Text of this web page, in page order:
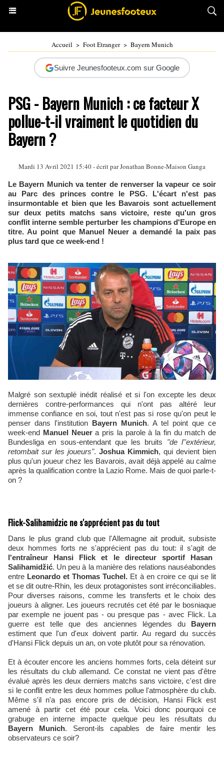
Accueil > Foot Etranger > Bayern Munich
Suivre Jeunesfooteux.com sur Google
PSG - Bayern Munich : ce facteur X
pollue-t-il vraiment le quotidien du
Bayern ?
Mardi 13 Avril 2021 15:40 - écrit parJonathan Bonne-Maison Ganga
Le Bayern Munich va tenter de renverser la vapeur ce soir
au Parc des princes contre le PSG. L'écart n'est pas
insurmontable et bien que les Bavarois sont actuellement
sur deux petits matchs sans victoire, reste qu'un gros
conflit interne semble perturber les champions d'Europe en
titre. Au point que Manuel Neuer a demandé la paix pas
plus tard que ce week-end !
Malgré son sextuplé inédit réalisé et si l'on excepte les deux
dernières contre-performances qui n'ont pas altéré leur
immense confiance en soi, tout n'est pas si rose qu'on peut le
penser dans l'institution Bayern Munich. A tel point que ce
week-end Manuel Neuera pris la parole à la fin du match de
Bundesliga en sous-entendant que les bruits "de l''extérieur,
retombait sur les joueurs". Joshua Kimmich, qui devient bien
plus qu'un joueur chez les Bavarois, avait déjà appelé au calme
après la qualification contre la Lazio Rome. Mais de quoi parle-t-
on ?
Flick-Salihamidzic ne s'apprécient pas du tout
Dans le plus grand club que l'Allemagne ait produit, subsiste
deux hommes forts ne s'apprécient pas du tout: il s'agit de
l'entraîneur Hansi Flick et le directeur sportif Hasan
Salihamidžić. Un peu à la manière des relations nauséabondes
entre Leonardo et Thomas Tuchel. Et à en croire ce qui se lit
et se dit outre-Rhin, les deux protagonistes sont irréconciliables.
Pour diverses raisons, comme les transferts et le choix des
joueurs à aligner. Les joueurs recrutés cet été par le bosniaque
par exemple ne jouent pas - ou presque pas - avec Flick. La
guerre est telle que des anciennes légendes du Bayern
estiment que l'un d'eux doivent partir. Au regard du succès
d'Hansi Flick depuis un an, on vote plutôt pour sa rénovation.
Et à écouter encore les anciens hommes forts, cela déteint sur
les résultats du club allemand. Ce constat ne vient pas d'être
évalué après les deux derniers matchs sans victoire, c'est dire
si le conflit entre les deux hommes pollue l'atmosphère du club.
Même s'il n'a pas encore pris de décision, Hansi Flick est
amené à partir cet été pour cela. Voici donc pourquoi ce
grabuge en interne impacte quelque peu les résultats du
Bayern Munich. Seront-ils capables de faire mentir les
observateurs ce soir?